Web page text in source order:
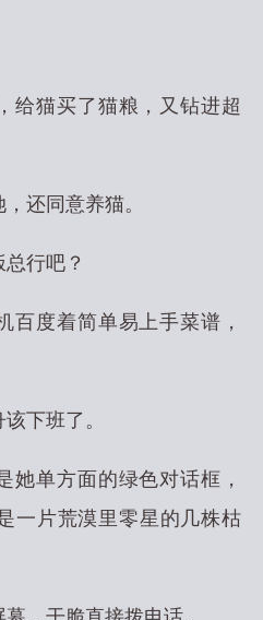
给猫买了猫粮，又钻进超
还同意养猫。
行吧？
百度着简单易上手菜谱，
下班了。
她单方面的绿色对话框，
一片荒漠里零星的几株枯